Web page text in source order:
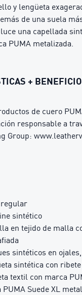
y lengüeta
de una suela
una capellada
PUMA metalizada.
+
de cuero
responsable a
Group:
regular
sintético
en tejido de malla
sintéticos en
sintética con ribete
textil con marca
PUMA Suede XL